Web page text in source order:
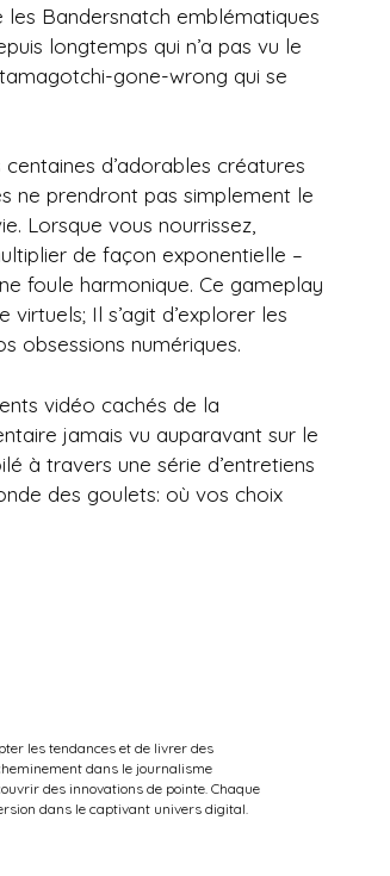
Bandersnatch emblématiques
longtemps qui n’a pas vu le
tamagotchi-gone-wrong qui se
d’adorables créatures
ne prendront pas simplement le
Lorsque vous nourrissez,
de façon exponentielle –
foule harmonique. Ce gameplay
Il s’agit d’explorer les
obsessions numériques.
vidéo cachés de la
jamais vu auparavant sur le
à travers une série d’entretiens
des goulets: où vos choix
les tendances et de livrer des
dans le journalisme
des innovations de pointe. Chaque
dans le captivant univers digital.